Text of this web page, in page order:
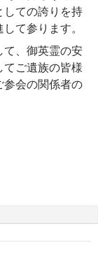
しての誇りを持
て参ります。
て、御英霊の安
てご遺族の皆様
参会の関係者の